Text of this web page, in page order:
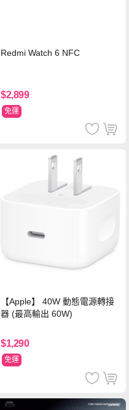
Redmi Watch 6 NFC
$2,899
免運
【Apple】 40W 動態電源轉接
器 (最高輸出 60W)
$1,290
免運